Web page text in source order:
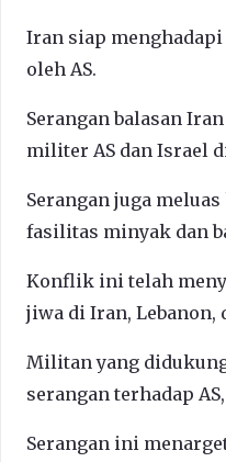
Iran siap
oleh AS.
Serangan balasan
militer AS dan Israel
Serangan juga
fasilitas minyak dan
Konflik ini telah
jiwa di Iran, Lebanon,
Militan yang
serangan terhadap
Serangan ini